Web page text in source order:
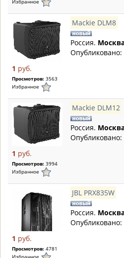
1 руб.
Просмотров: 3563
Избранное
Mackie DLM8
Россия.
Опубликовано:
1 руб.
Просмотров: 3994
Избранное
Mackie DLM12
Россия.
Опубликовано:
1 руб.
Просмотров: 4781
Избранное
JBL PRX835W
Россия.
Опубликовано: